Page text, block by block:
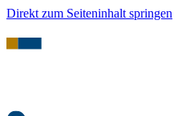
Direkt zum Seiteninhalt springen